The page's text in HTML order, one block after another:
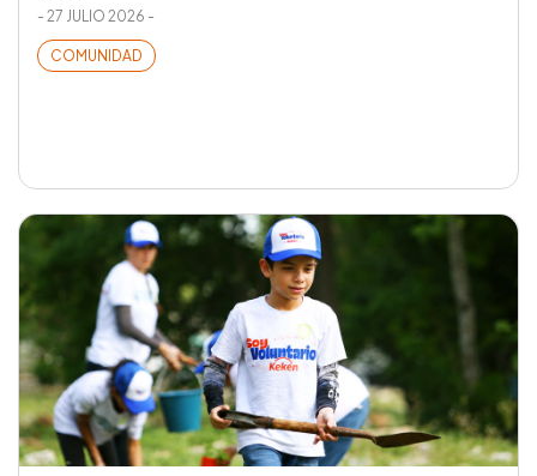
- 27 JULIO 2026 -
COMUNIDAD